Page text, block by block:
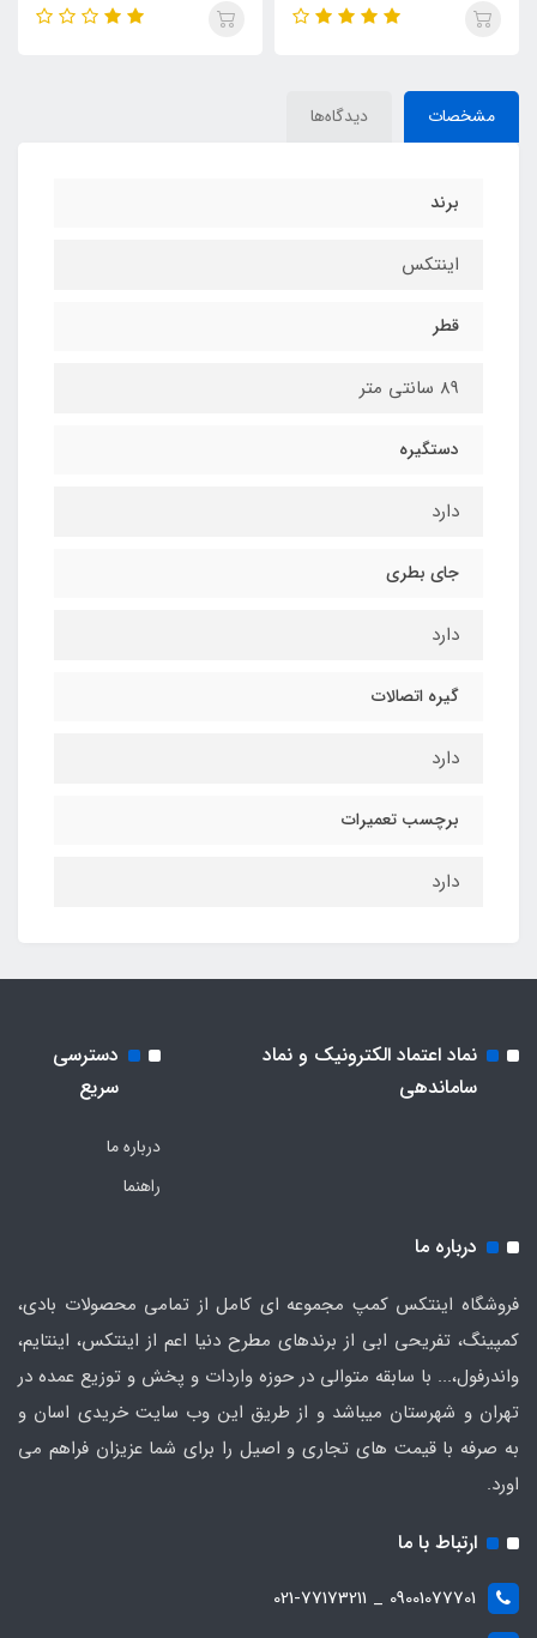
مشخصات دیدگاه‌ها
برند
اینتکس
قطر
89 سانتی متر
دستگیره
دارد
جای بطری
دارد
گیره اتصالات
دارد
برچسب تعمیرات
دارد
نماد اعتماد الکترونیک و نماد
ساماندهی
دسترسی
سریع
درباره ما
راهنما
درباره ما
فروشگاه اینتکس کمپ مجموعه ای کامل از تمامی محصولات بادی،
کمپینگ، تفریحی ابی از برندهای مطرح دنیا اعم از اینتکس، اینتایم،
واندرفول،... با سابقه متوالی در حوزه واردات و پخش و توزیع عمده در
تهران و شهرستان میباشد و از طریق این وب سایت خریدی اسان و
به صرفه با قیمت های تجاری و اصیل را برای شما عزیزان فراهم می
اورد.
ارتباط با ما
09001077701 _ 021-77173211